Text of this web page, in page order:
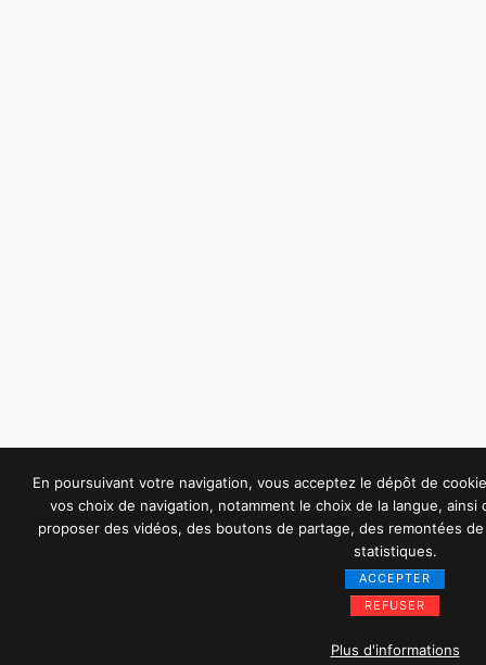
En poursuivant votre navigation, vous acceptez le dépôt de
vos choix de navigation, notamment le choix de la langue,
proposer des vidéos, des boutons de partage, des remontées
statistiques.
ACCEPTER
REFUSER
Plus d'informations